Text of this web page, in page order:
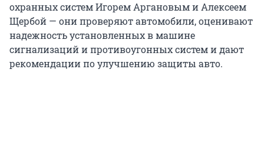
охранных систем Игорем Аргановым и Алексеем
Щербой — они проверяют автомобили, оценивают
надежность установленных в машине
сигнализаций и противоугонных систем и дают
рекомендации по улучшению защиты авто.